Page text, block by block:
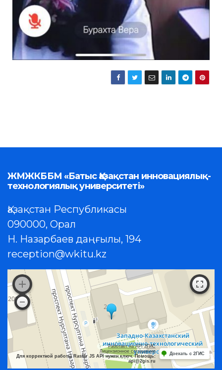
ЖМЖКББМ «Батыс Қазақстан инновациялық-
технологиялық университеті»
Қазақстан Республикасы
090000, Орал
Н. Назарбаев даңғылы, 194
reception@wkitu.kz
Работает на API 2ГИС
Лицензионное соглашение
Для корректной работы Raster JS API нужен ключ. Помощь:
api@2gis.ru
Доехать с 2ГИС